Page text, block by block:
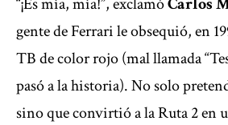
gente de Ferrari le obsequió, en
TB de color rojo (mal llamada
pasó a la historia). No solo
sino que convirtió a la Ruta 2 en